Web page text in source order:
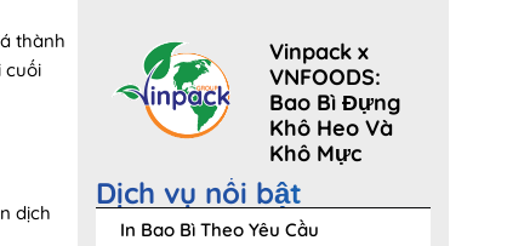
thành
cuối
dịch
Vinpack x
VNFOODS:
Bao Bì Đựng
Khô Heo Và
Khô Mực
Dịch vụ nổi bật
In Bao Bì Theo Yêu Cầu